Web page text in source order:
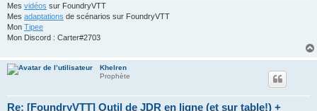
Mes vidéos sur FoundryVTT
Mes adaptations de scénarios sur FoundryVTT
Mon Tipee
Mon Discord : Carter#2703
Khelren
Prophète
Re: [FoundryVTT] Outil de JDR en ligne (et sur table!) +